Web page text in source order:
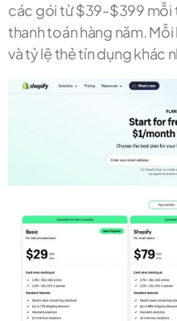
các gói từ $39-$399 mỗi
thanh toán hàng năm.
và tỷ lệ thẻ tín dụng khác